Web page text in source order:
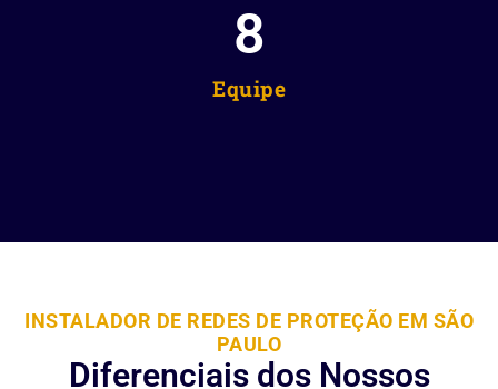
Equipe
8
INSTALADOR DE REDES DE PROTEÇÃO EM SÃO
PAULO
Diferenciais dos Nossos